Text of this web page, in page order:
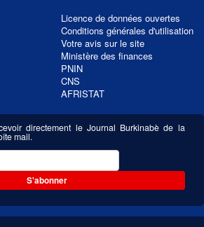
Licence de données ouvertes
Conditions générales d'utilisation
Votre avis sur le site
Ministère des finances
PNIN
CNS
AFRISTAT
directement le Journal Burkinabè de la
mail.
S'abonner